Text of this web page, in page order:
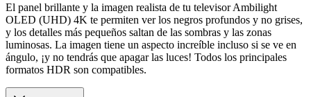
El panel brillante y la imagen realista de tu televisor Ambilight
OLED (UHD) 4K te permiten ver los negros profundos y no grises,
y los detalles más pequeños saltan de las sombras y las zonas
luminosas. La imagen tiene un aspecto increíble incluso si se ve en
ángulo, ¡y no tendrás que apagar las luces! Todos los principales
formatos HDR son compatibles.